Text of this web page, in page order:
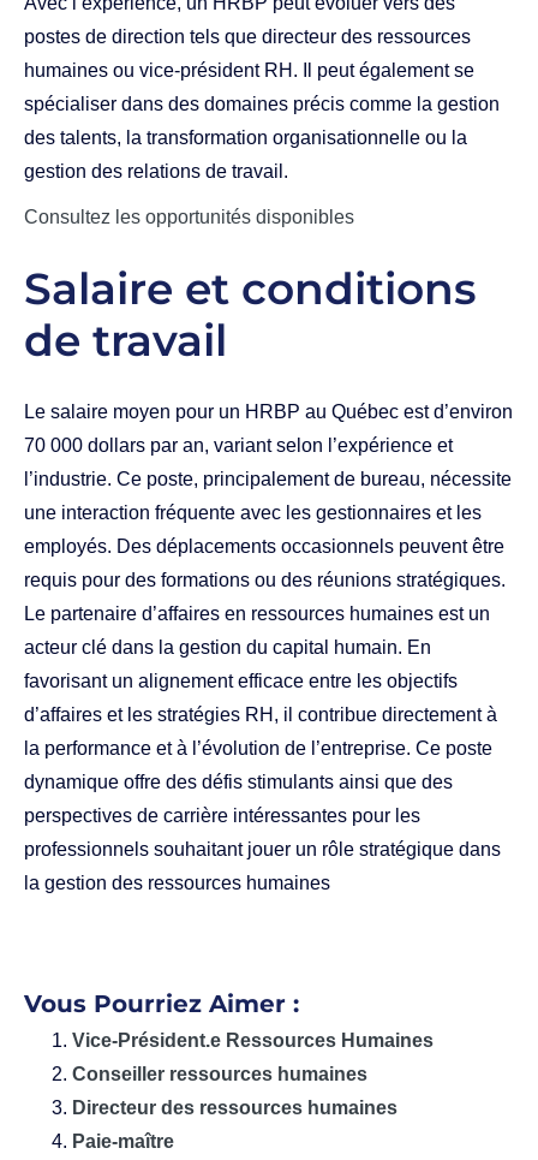
postes de direction tels que directeur des ressources
humaines ou vice-président RH. Il peut également se
spécialiser dans des domaines précis comme la gestion
des talents, la transformation organisationnelle ou la
gestion des relations de travail.
Consultez les opportunités disponibles
Salaire et conditions
de travail
Le salaire moyen pour un HRBP au Québec est d’environ
70 000 dollars par an, variant selon l’expérience et
l’industrie. Ce poste, principalement de bureau, nécessite
une interaction fréquente avec les gestionnaires et les
employés. Des déplacements occasionnels peuvent être
requis pour des formations ou des réunions stratégiques.
Le partenaire d’affaires en ressources humaines est un
acteur clé dans la gestion du capital humain. En
favorisant un alignement efficace entre les objectifs
d’affaires et les stratégies RH, il contribue directement à
la performance et à l’évolution de l’entreprise. Ce poste
dynamique offre des défis stimulants ainsi que des
perspectives de carrière intéressantes pour les
professionnels souhaitant jouer un rôle stratégique dans
la gestion des ressources humaines
Vous Pourriez Aimer :
Vice-Président.e Ressources Humaines
Conseiller ressources humaines
Directeur des ressources humaines
Paie-maître